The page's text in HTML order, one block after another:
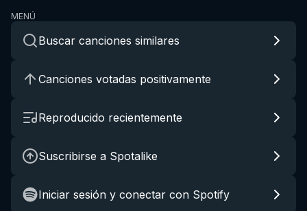
MENÚ
Buscar canciones similares
Canciones votadas positivamente
Reproducido recientemente
Suscribirse a Spotalike
Iniciar sesión y conectar con Spotify